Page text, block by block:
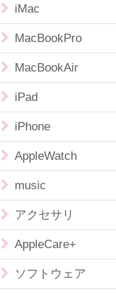
iMac
MacBookPro
MacBookAir
iPad
iPhone
AppleWatch
music
アクセサリ
AppleCare+
ソフトウェア